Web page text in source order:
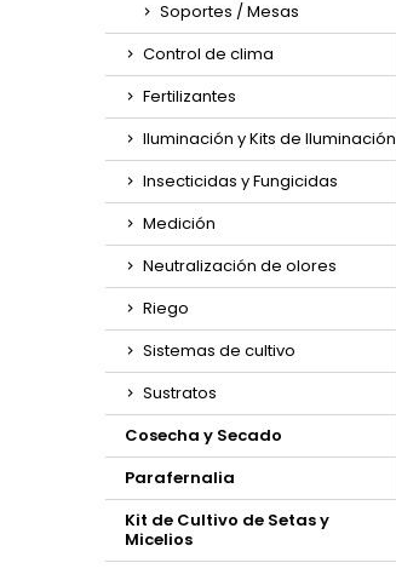
Soportes / Mesas
Control de clima
Fertilizantes
Iluminación y Kits de Iluminación
Insecticidas y Fungicidas
Medición
Neutralización de olores
Riego
Sistemas de cultivo
Sustratos
Cosecha y Secado
Parafernalia
Kit de Cultivo de Setas y
Micelios